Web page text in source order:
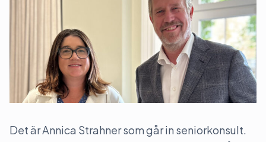
Det är Annica Strahner som går in seniorkonsult.